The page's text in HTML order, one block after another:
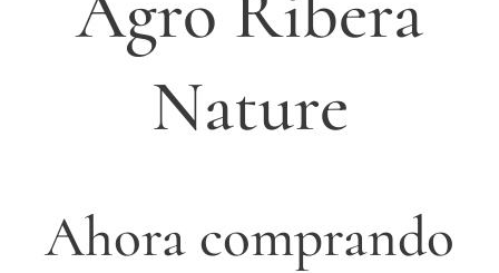
Nature
Ahora comprando